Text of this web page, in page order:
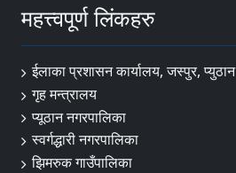
महत्त्वपूर्ण लिंकहरु
ईलाका प्रशासन कार्यालय, जस्पुर, प्युठान
गृह मन्त्रालय
प्यूठान नगरपालिका
स्वर्गद्धारी नगरपालिका
झिमरुक गाउँपालिका